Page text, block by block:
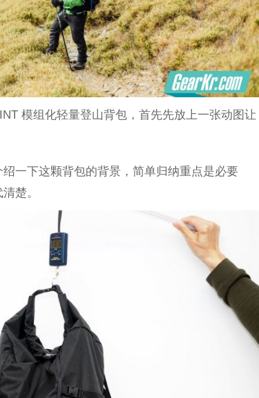
模组化轻量登山背包，首先先放上一张动图让
一下这颗背包的背景，简单归纳重点是必要
楚。